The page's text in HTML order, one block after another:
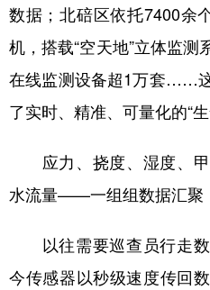
数据；北碚区依托7400余
机，搭载“空天地”立体监
在线监测设备超1万套……
了实时、精准、可量化的“生
应力、挠度、湿度、甲
水流量——一组组数据汇聚
以往需要巡查员行走数
今传感器以秒级速度传回